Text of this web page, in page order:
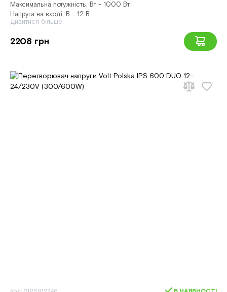
Максимальна потужність, Вт - 1000 Вт
Напруга на вході, В - 12 В
Дивитися більше
2208 грн